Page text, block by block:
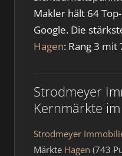
Makler hält 64
Google. Die
Hagen: Rang 3 mit
Strodmeyer
Kernmärkte
Strodmeyer
Märkte Hagen (743